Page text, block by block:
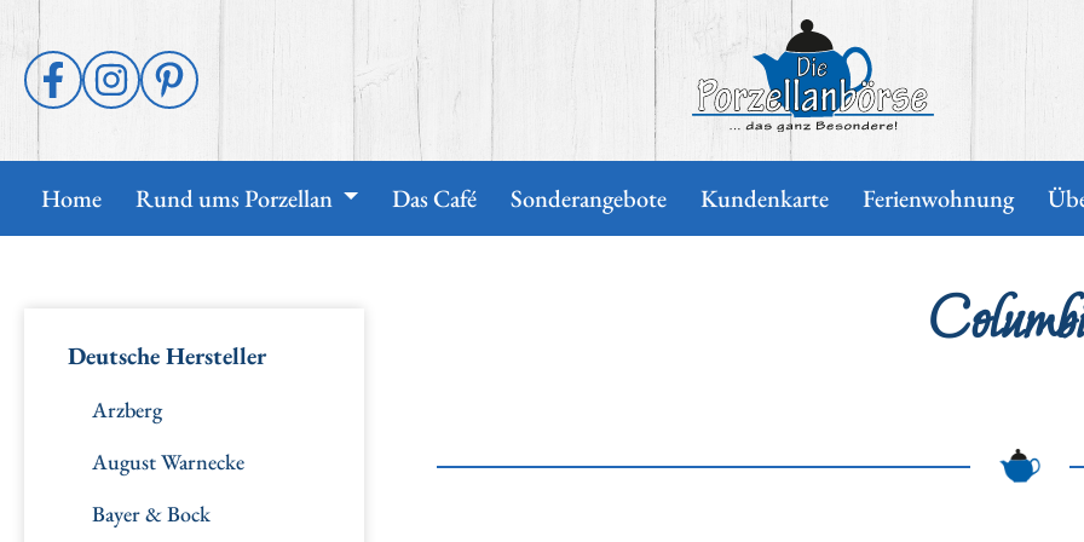
Home Rund ums Porzellan Das Café Sonderangebote Kundenkarte Ferienwohnung
Deutsche Hersteller
Arzberg
August Warnecke
Bayer & Bock